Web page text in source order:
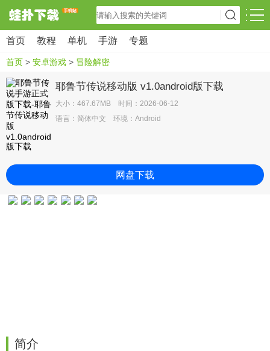
首页 教程 单机 手游 专题
首页 > 安卓游戏 > 冒险解密
耶鲁节传说移动版 v1.0android版下载
大小：467.67MB 时间：2026-06-12
语言：简体中文 环境：Android
网盘下载
简介